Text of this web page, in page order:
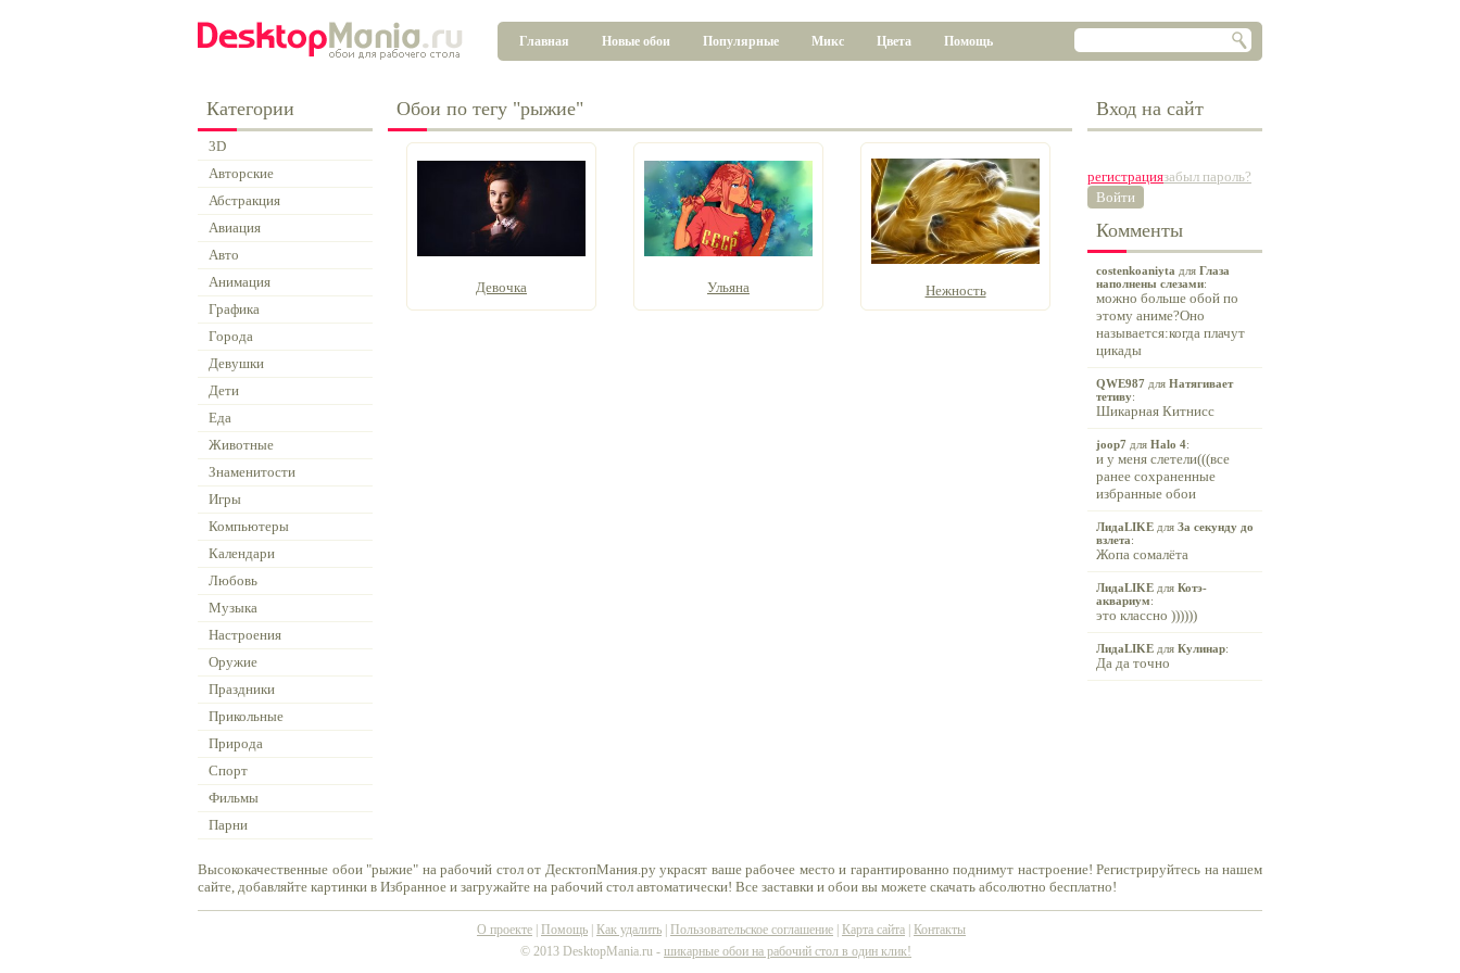
Главная Новые обои Популярные Микс Цвета Помощь
Категории
3D
Авторские
Абстракция
Авиация
Авто
Анимация
Графика
Города
Девушки
Дети
Еда
Животные
Знаменитости
Игры
Компьютеры
Календари
Любовь
Музыка
Настроения
Оружие
Праздники
Прикольные
Природа
Спорт
Фильмы
Парни
Обои по тегу "рыжие"
Девочка Ульяна Нежность
Вход на сайт
регистрациязабыл пароль?
Войти
Комменты
costenkoaniyta для Глаза
наполнены слезами:
можно больше обой по
этому аниме?Оно
называется:когда плачут
цикады
QWE987 для Натягивает
тетиву:
Шикарная Китнисс
joop7 для Halo 4:
и у меня слетели(((все
ранее сохраненные
избранные обои
ЛидаLIKE для За секунду до
взлета:
Жопа сомалёта
ЛидаLIKE для Котэ-
аквариум:
это классно ))))))
ЛидаLIKE для Кулинар:
Да да точно
Высококачественные обои "рыжие" на рабочий стол от ДесктопМания.ру украсят ваше рабочее место и гарантированно поднимут настроение! Регистрируйтесь на нашем
сайте, добавляйте картинки в Избранное и загружайте на рабочий стол автоматически! Все заставки и обои вы можете скачать абсолютно бесплатно!
О проекте Помощь Как удалить Пользовательское соглашение Карта сайта
Контакты
© 2013 DesktopMania.ru - шикарные обои на рабочий стол в один клик!